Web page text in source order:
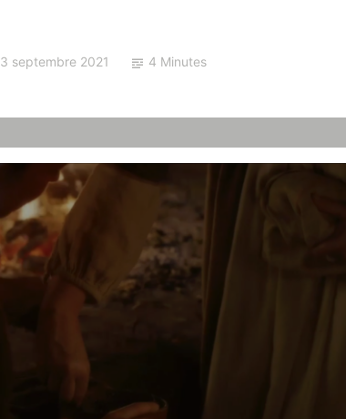
3 septembre 2021 4 Minutes